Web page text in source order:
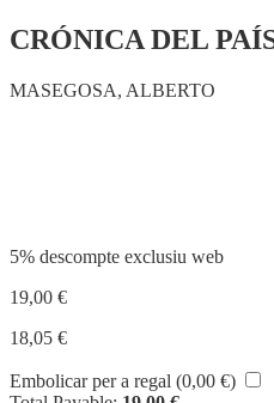
CRÓNICA DEL
MASEGOSA, ALBERTO
5% descompte exclusiu web
19,00 €
18,05 €
Embolicar per a regal (0,00 €)